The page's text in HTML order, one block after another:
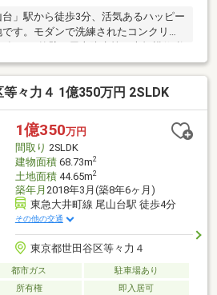
」駅から徒歩3分、活気あるハッピー
す。モダンで洗練されたコンクリー
以降に広々とした「4LDK」のEV付の
分を自己利用できる様になります。
や、こだわりが詰まったキッチンで
ます。1R×4戸からの安定した家賃収
練されたデザイナーズ住宅で職住一体
んか。
々力４ 1億350万円 2SLDK
1億350万円
間取り 2SLDK
建物面積68.73m2
土地面積44.65m2
築年月 2018年3月(築8年6ヶ月)
東急大井町線 尾山台駅 徒歩4分
その他の交通
東京都世田谷区等々力４
都市ガス
駐車場あり
所有権 即入居可